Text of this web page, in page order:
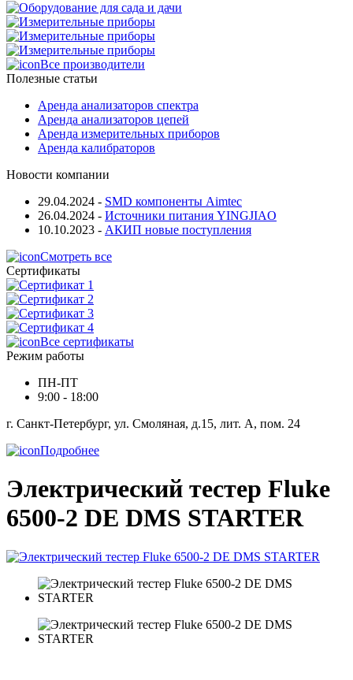
Все производители
Полезные статьи
Аренда анализаторов спектра
Аренда анализаторов цепей
Аренда измерительных приборов
Аренда калибраторов
Новости компании
29.04.2024 - SMD компоненты Aimtec
26.04.2024 - Источники питания YINGJIAO
10.10.2023 - АКИП новые поступления
Смотреть все
Сертификаты
Все сертификаты
Режим работы
ПН-ПТ
9:00 - 18:00
г. Санкт-Петербург, ул. Смоляная, д.15, лит. А, пом. 24
Подробнее
Электрический тестер Fluke
6500-2 DE DMS STARTER